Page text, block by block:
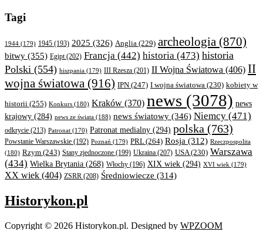
Tagi
1944 (179) 1945 (193) 2025 (326) Anglia (229) archeologia (870)
bitwy (355) Egipt(202) Francja (442) historia (473) historia
Polski (554) hiszpania (179) III Rzesza (201) II Wojna Światowa (406) II
wojna światowa (916) IPN (247) I wojna światowa (230) kobiety w
historii (255) Konkurs (180) Kraków (370) news (3078) news
krajowy (284) news ze świata (188) news światowy (346) Niemcy (471)
odkrycie (213) Patronat (170) Patronat medialny (294) polska (763)
Powstanie Warszawskie (192) Poznań (179) PRL(264) Rosja (312) Rzeczpospolita
(180) Rzym (243) Stany zjednoczone (199) Ukraina (207) USA(230) Warszawa
(434) Wielka Brytania (268) Włochy (196) XIX wiek (294) XVI wiek (179)
XX wiek (404) ZSRR (208) Średniowiecze (314)
Historykon.pl
Copyright © 2026 Historykon.pl. Designed by WPZOOM